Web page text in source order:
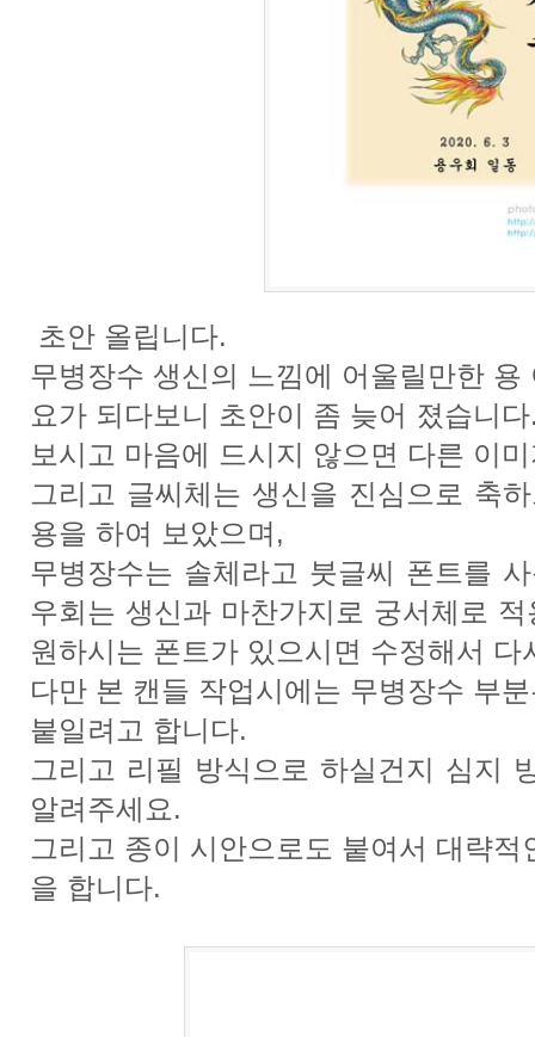
초안 올립니다.
무병장수 생신의 느낌에 어울릴만한
요가 되다보니 초안이 좀 늦어 졌습니
보시고 마음에 드시지 않으면 다른 이
그리고 글씨체는 생신을 진심으로 축
용을 하여 보았으며,
무병장수는 솔체라고 붓글씨 폰트를
우회는 생신과 마찬가지로 궁서체로
원하시는 폰트가 있으시면 수정해서 다
다만 본 캔들 작업시에는 무병장수 부
붙일려고 합니다.
그리고 리필 방식으로 하실건지 심지
알려주세요.
그리고 종이 시안으로도 붙여서 대략
을 합니다.